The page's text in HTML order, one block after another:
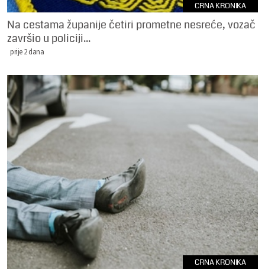
CRNA KRONIKA
Na cestama županije četiri prometne nesreće, vozač
završio u policiji...
prije 2 dana
CRNA KRONIKA